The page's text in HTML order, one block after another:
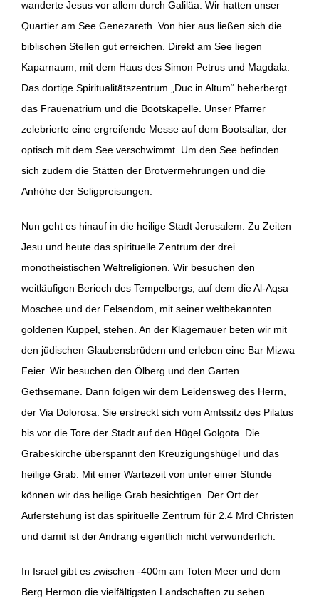
wanderte Jesus vor allem durch Galiläa. Wir hatten unser
Quartier am See Genezareth. Von hier aus ließen sich die
biblischen Stellen gut erreichen. Direkt am See liegen
Kaparnaum, mit dem Haus des Simon Petrus und Magdala.
Das dortige Spiritualitätszentrum „Duc in Altum“ beherbergt
das Frauenatrium und die Bootskapelle. Unser Pfarrer
zelebrierte eine ergreifende Messe auf dem Bootsaltar, der
optisch mit dem See verschwimmt. Um den See befinden
sich zudem die Stätten der Brotvermehrungen und die
Anhöhe der Seligpreisungen.
Nun geht es hinauf in die heilige Stadt Jerusalem. Zu Zeiten
Jesu und heute das spirituelle Zentrum der drei
monotheistischen Weltreligionen. Wir besuchen den
weitläufigen Beriech des Tempelbergs, auf dem die Al-Aqsa
Moschee und der Felsendom, mit seiner weltbekannten
goldenen Kuppel, stehen. An der Klagemauer beten wir mit
den jüdischen Glaubensbrüdern und erleben eine Bar Mizwa
Feier. Wir besuchen den Ölberg und den Garten
Gethsemane. Dann folgen wir dem Leidensweg des Herrn,
der Via Dolorosa. Sie erstreckt sich vom Amtssitz des Pilatus
bis vor die Tore der Stadt auf den Hügel Golgota. Die
Grabeskirche überspannt den Kreuzigungshügel und das
heilige Grab. Mit einer Wartezeit von unter einer Stunde
können wir das heilige Grab besichtigen. Der Ort der
Auferstehung ist das spirituelle Zentrum für 2.4 Mrd Christen
und damit ist der Andrang eigentlich nicht verwunderlich.
In Israel gibt es zwischen -400m am Toten Meer und dem
Berg Hermon die vielfältigsten Landschaften zu sehen.